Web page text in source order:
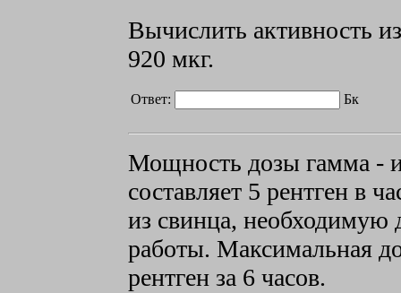
Вычислить активность
920 мкг.
Ответ: Бк
Мощность дозы гамма -
составляет 5 рентген в
из свинца, необходимую
работы. Максимальная
рентген за 6 часов.